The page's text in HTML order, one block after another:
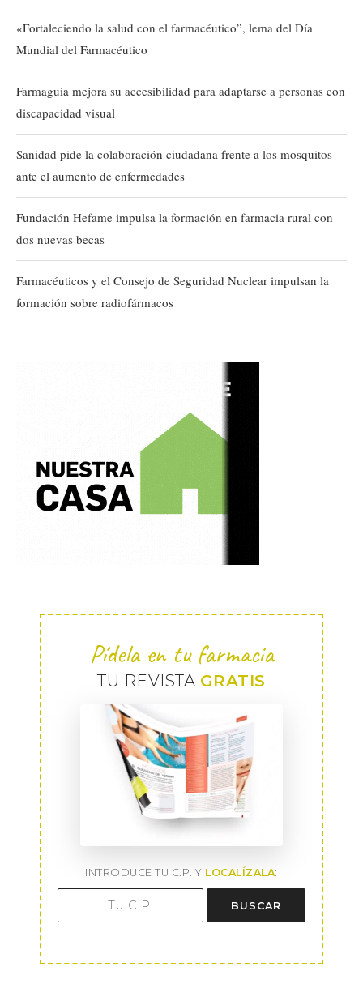
«Fortaleciendo la salud con el farmacéutico”, lema del Día
Mundial del Farmacéutico
Farmaguia mejora su accesibilidad para adaptarse a personas con
discapacidad visual
Sanidad pide la colaboración ciudadana frente a los mosquitos
ante el aumento de enfermedades
Fundación Hefame impulsa la formación en farmacia rural con
dos nuevas becas
Farmacéuticos y el Consejo de Seguridad Nuclear impulsan la
formación sobre radiofármacos
Pídela en tu farmacia
TU REVISTA GRATIS
INTRODUCE TU C.P. Y LOCALÍZALA:
BUSCAR